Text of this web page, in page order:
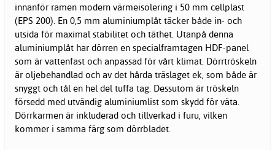
innanför ramen modern värmeisolering i 50 mm cellplast
(EPS 200). En 0,5 mm aluminiumplåt täcker både in- och
utsida för maximal stabilitet och täthet. Utanpå denna
aluminiumplåt har dörren en specialframtagen HDF-panel
som är vattenfast och anpassad för vårt klimat. Dörrtröskeln
är oljebehandlad och av det hårda träslaget ek, som både är
snyggt och tål en hel del tuffa tag. Dessutom är tröskeln
försedd med utvändig aluminiumlist som skydd för väta.
Dörrkarmen är inkluderad och tillverkad i furu, vilken
kommer i samma färg som dörrbladet.